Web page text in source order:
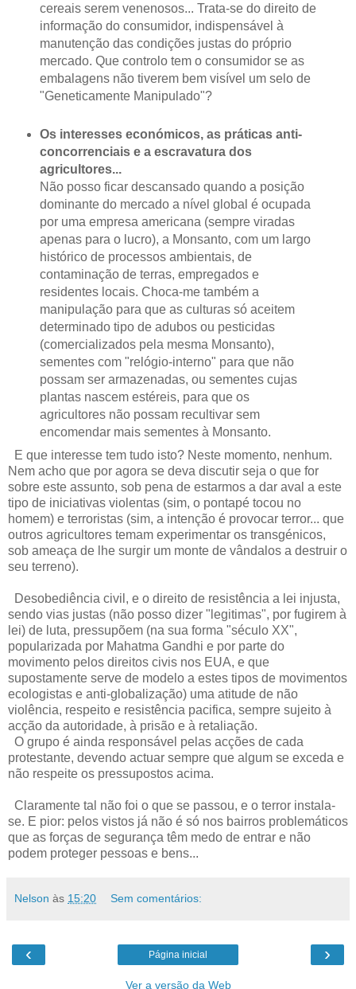
cereais serem venenosos... Trata-se do direito de
informação do consumidor, indispensável à
manutenção das condições justas do próprio
mercado. Que controlo tem o consumidor se as
embalagens não tiverem bem visível um selo de
"Geneticamente Manipulado"?
Os interesses económicos, as práticas anti-
concorrenciais e a escravatura dos
agricultores...
Não posso ficar descansado quando a posição
dominante do mercado a nível global é ocupada
por uma empresa americana (sempre viradas
apenas para o lucro), a Monsanto, com um largo
histórico de processos ambientais, de
contaminação de terras, empregados e
residentes locais. Choca-me também a
manipulação para que as culturas só aceitem
determinado tipo de adubos ou pesticidas
(comercializados pela mesma Monsanto),
sementes com "relógio-interno" para que não
possam ser armazenadas, ou sementes cujas
plantas nascem estéreis, para que os
agricultores não possam recultivar sem
encomendar mais sementes à Monsanto.
E que interesse tem tudo isto? Neste momento, nenhum.
Nem acho que por agora se deva discutir seja o que for
sobre este assunto, sob pena de estarmos a dar aval a este
tipo de iniciativas violentas (sim, o pontapé tocou no
homem) e terroristas (sim, a intenção é provocar terror... que
outros agricultores temam experimentar os transgénicos,
sob ameaça de lhe surgir um monte de vândalos a destruir o
seu terreno).
Desobediência civil, e o direito de resistência a lei injusta,
sendo vias justas (não posso dizer "legitimas", por fugirem à
lei) de luta, pressupõem (na sua forma "século XX",
popularizada por Mahatma Gandhi e por parte do
movimento pelos direitos civis nos EUA, e que
supostamente serve de modelo a estes tipos de movimentos
ecologistas e anti-globalização) uma atitude de não
violência, respeito e resistência pacifica, sempre sujeito à
acção da autoridade, à prisão e à retaliação.
O grupo é ainda responsável pelas acções de cada
protestante, devendo actuar sempre que algum se exceda e
não respeite os pressupostos acima.
Claramente tal não foi o que se passou, e o terror instala-
se. E pior: pelos vistos já não é só nos bairros problemáticos
que as forças de segurança têm medo de entrar e não
podem proteger pessoas e bens...
Nelson às 15:20 Sem comentários:
‹ ›
Página inicial
Ver a versão da Web